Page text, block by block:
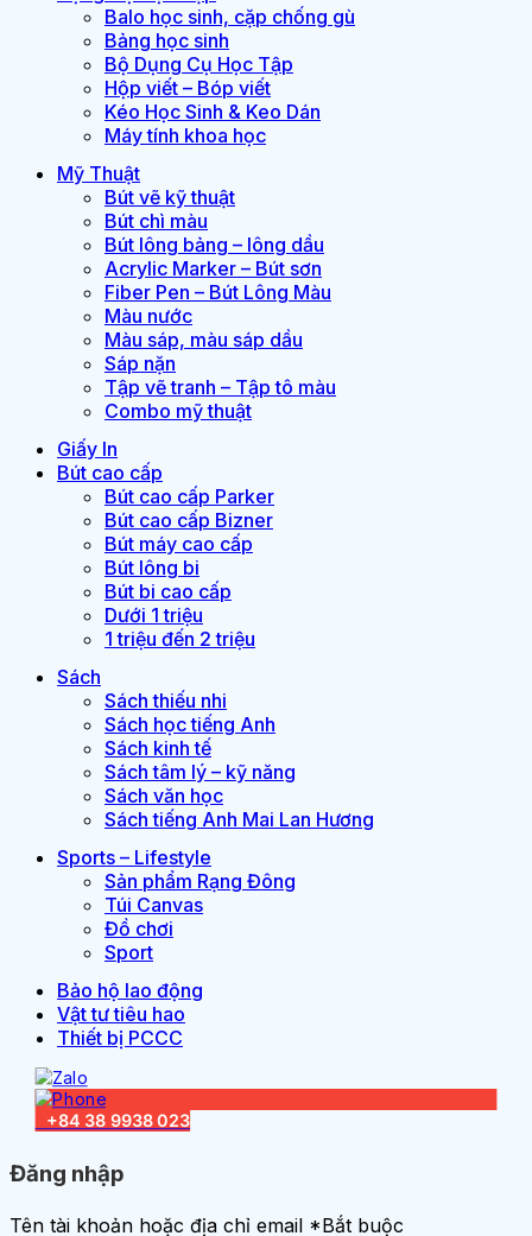
Balo học sinh, cặp chống gù
Bảng học sinh
Bộ Dụng Cụ Học Tập
Hộp viết – Bóp viết
Kéo Học Sinh & Keo Dán
Máy tính khoa học
Mỹ Thuật
Bút vẽ kỹ thuật
Bút chì màu
Bút lông bảng – lông dầu
Acrylic Marker – Bút sơn
Fiber Pen – Bút Lông Màu
Màu nước
Màu sáp, màu sáp dầu
Sáp nặn
Tập vẽ tranh – Tập tô màu
Combo mỹ thuật
Giấy In
Bút cao cấp
Bút cao cấp Parker
Bút cao cấp Bizner
Bút máy cao cấp
Bút lông bi
Bút bi cao cấp
Dưới 1 triệu
1 triệu đến 2 triệu
Sách
Sách thiếu nhi
Sách học tiếng Anh
Sách kinh tế
Sách tâm lý – kỹ năng
Sách văn học
Sách tiếng Anh Mai Lan Hương
Sports – Lifestyle
Sản phẩm Rạng Đông
Túi Canvas
Đồ chơi
Sport
Bảo hộ lao động
Vật tư tiêu hao
Thiết bị PCCC
Đăng nhập
Tên tài khoản hoặc địa chỉ email *Bắt buộc